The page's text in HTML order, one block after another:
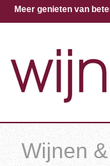
Meer genieten van
Wijnen